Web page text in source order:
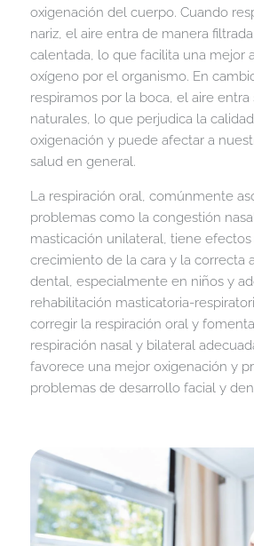
oxigenación del cuerpo. Cuando
nariz, el aire entra de manera
calentada, lo que facilita una mejor
oxígeno por el organismo. En
respiramos por la boca, el aire entra
naturales, lo que perjudica la
oxigenación y puede afectar a
salud en general.
La respiración oral, comúnmente
problemas como la congestión
masticación unilateral, tiene
crecimiento de la cara y la correcta
dental, especialmente en niños y
rehabilitación masticatoria-
corregir la respiración oral y
respiración nasal y bilateral
favorece una mejor oxigenación y
problemas de desarrollo facial y